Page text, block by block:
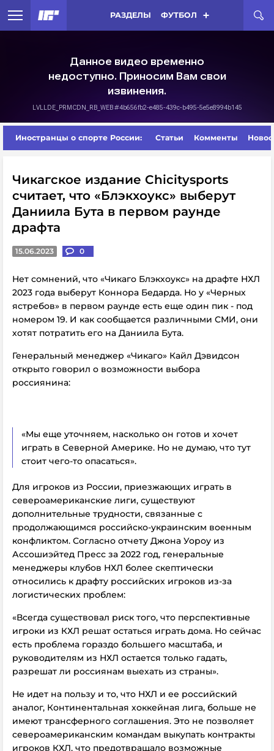
РАЗДЕЛЫ ФУТБОЛ
Иностранцы о спорте России: Статьи Комменты
Чикагское издание Chicitysports
считает, что «Блэкхоукс» выберут
Даниила Бута в первом раунде
драфта
15.06.2023 0
Нет сомнений, что «Чикаго Блэкхоукс» на драфте НХЛ
2023 года выберут Коннора Бедарда. Но у «Черных
ястребов» в первом раунде есть еще один пик - под
номером 19. И как сообщается различными СМИ, они
хотят потратить его на Даниила Бута.
Генеральный менеджер «Чикаго» Кайл Дэвидсон
открыто говорил о возможности выбора
россиянина:
«Мы еще уточняем, насколько он готов и хочет
играть в Северной Америке. Но не думаю, что тут
стоит чего-то опасаться».
Для игроков из России, приезжающих играть в
североамериканские лиги, существуют
дополнительные трудности, связанные с
продолжающимся российско-украинским военным
конфликтом. Согласно отчету Джона Уороу из
Ассошиэйтед Пресс за 2022 год, генеральные
менеджеры клубов НХЛ более скептически
относились к драфту российских игроков из-за
логистических проблем:
«Всегда существовал риск того, что перспективные
игроки из КХЛ решат остаться играть дома. Но сейчас
есть проблема гораздо большего масштаба, и
руководителям из НХЛ остается только гадать,
разрешат ли россиянам выехать из страны».
Не идет на пользу и то, что НХЛ и ее российский
аналог, Континентальная хоккейная лига, больше не
имеют трансферного соглашения. Это не позволяет
североамериканским командам выкупать контракты
игроков КХЛ, что предотвращало возможные